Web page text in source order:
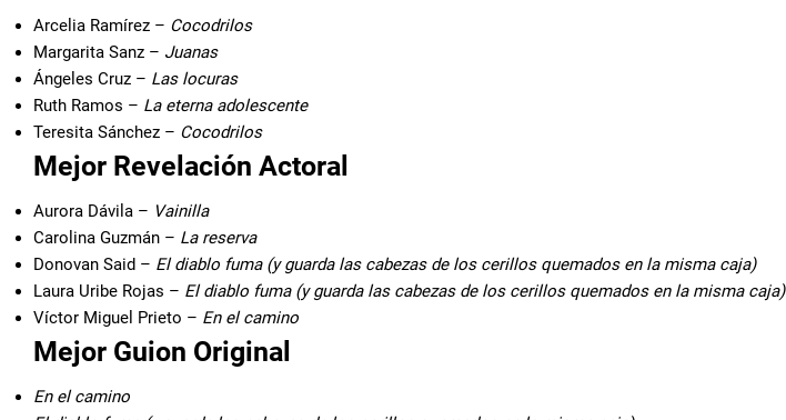
Arcelia Ramírez – Cocodrilos
Margarita Sanz – Juanas
Ángeles Cruz – Las locuras
Ruth Ramos – La eterna adolescente
Teresita Sánchez – Cocodrilos
Mejor Revelación Actoral
Aurora Dávila – Vainilla
Carolina Guzmán – La reserva
Donovan Said – El diablo fuma (y guarda las cabezas de los cerillos quemados en la misma caja)
Laura Uribe Rojas – El diablo fuma (y guarda las cabezas de los cerillos quemados en la misma caja)
Víctor Miguel Prieto – En el camino
Mejor Guion Original
En el camino